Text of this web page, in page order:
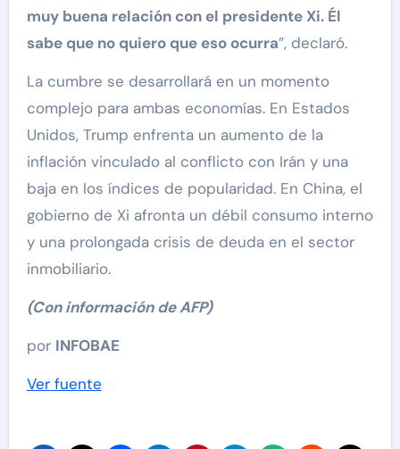
muy buena relación con el presidente Xi. Él
sabe que no quiero que eso ocurra”, declaró.
La cumbre se desarrollará en un momento
complejo para ambas economías. En Estados
Unidos, Trump enfrenta un aumento de la
inflación vinculado al conflicto con Irán y una
baja en los índices de popularidad. En China, el
gobierno de Xi afronta un débil consumo interno
y una prolongada crisis de deuda en el sector
inmobiliario.
(Con información de AFP)
por INFOBAE
Ver fuente